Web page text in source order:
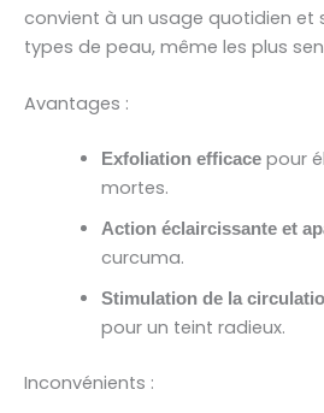
convient à un usage quotidien et
types de peau, même les plus
Avantages :
Exfoliation efficacepour
mortes.
Action éclaircissante et
curcuma.
Stimulation de la
pour un teint radieux.
Inconvénients :